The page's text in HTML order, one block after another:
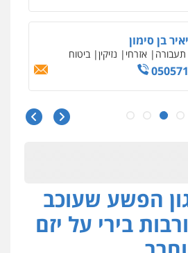
בן סימון
תעבורה אזרחי נזיקין ביטוח
בן נתן
פלמור
כלכלי צווארון לבן עורכי דין לענייני
הפשע שעוכב
בירי על יזם